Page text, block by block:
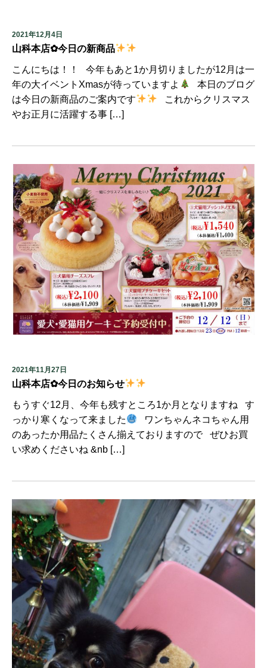
2021年12月4日
山科本店✿今日の新商品
こんにちは！！ 今年もあと1か月切りましたが12月は一
年の大イベントXmasが待っていますよ
本日のブログ
は今日の新商品のご案内です
これからクリスマス
やお正月に活躍する事 […]
2021年11月27日
山科本店✿今日のお知らせ
もうすぐ12月、今年も残すところ1か月となりますね す
っかり寒くなって来ました
ワンちゃんネコちゃん用
のあったか用品たくさん揃えておりますので ぜひお買
い求めくださいね &nb […]